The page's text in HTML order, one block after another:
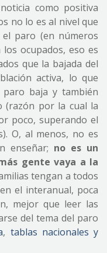
como positiva
no lo es al nivel que
paro (en números
ocupados, eso es
que la bajada del
activa, lo que
baja y también
(razón por la cual la
poco, superando el
O, al menos, no es
enseñar; no es un
gente vaya a la
tengan a todos
el interanual, poca
mejor que leer las
del tema del paro
, tablas nacionales y